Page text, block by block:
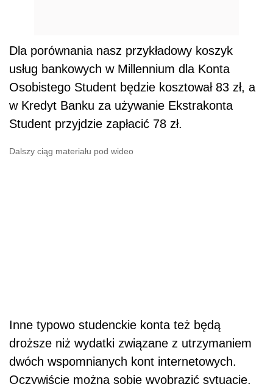
Dla porównania nasz przykładowy koszyk
usług bankowych w Millennium dla Konta
Osobistego Student będzie kosztował 83 zł, a
w Kredyt Banku za używanie Ekstrakonta
Student przyjdzie zapłacić 78 zł.
Dalszy ciąg materiału pod wideo
Inne typowo studenckie konta też będą
droższe niż wydatki związane z utrzymaniem
dwóch wspomnianych kont internetowych.
Oczywiście można sobie wyobrazić sytuację,